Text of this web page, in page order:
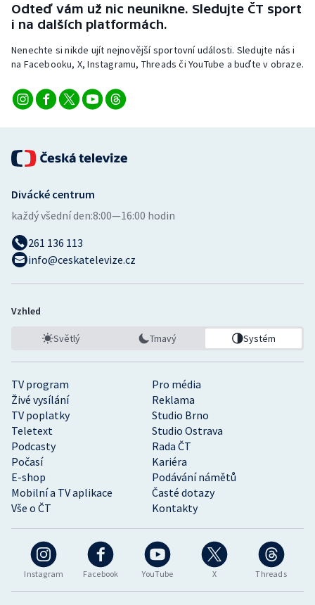
Triatlon
Veslování
Vodní slalom
Ostatní
Odteď vám už nic neunikne. Sledujte ČT sport
i na dalších platformách.
Nenechte si nikde ujít nejnovější sportovní události. Sledujte nás i
na Facebooku, X, Instagramu, Threads či YouTube a buďte v obraze.
Instagram Facebook YouTube X Threads
TV program
Pro média
Živé vysílání
Reklama
TV poplatky
Studio Brno
Teletext
Studio Ostrava
Podcasty
Rada ČT
Počasí
Kariéra
E-shop
Podávání námětů
Mobilní a TV aplikace
Časté dotazy
Vše o ČT
Kontakty
Divácké centrum
každý všední den:8:00—16:00 hodin
261 136 113
info@ceskatelevize.cz
Vzhled
Světlý Tmavý Systém